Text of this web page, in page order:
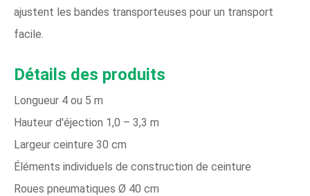
ajustent les bandes transporteuses pour un transport
facile.
Détails des produits
Longueur 4 ou 5 m
Hauteur d'éjection 1,0 – 3,3 m
Largeur ceinture 30 cm
Éléments individuels de construction de ceinture
Roues pneumatiques Ø 40 cm